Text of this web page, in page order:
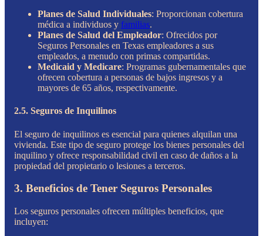
Planes de Salud Individuales: Proporcionan cobertura
médica a individuos y familias.
Planes de Salud del Empleador: Ofrecidos por
Seguros Personales en Texas empleadores a sus
empleados, a menudo con primas compartidas.
Medicaid y Medicare: Programas gubernamentales que
ofrecen cobertura a personas de bajos ingresos y a
mayores de 65 años, respectivamente.
2.5. Seguros de Inquilinos
El seguro de inquilinos es esencial para quienes alquilan una
vivienda. Este tipo de seguro protege los bienes personales del
inquilino y ofrece responsabilidad civil en caso de daños a la
propiedad del propietario o lesiones a terceros.
3. Beneficios de Tener Seguros Personales
Los seguros personales ofrecen múltiples beneficios, que
incluyen: